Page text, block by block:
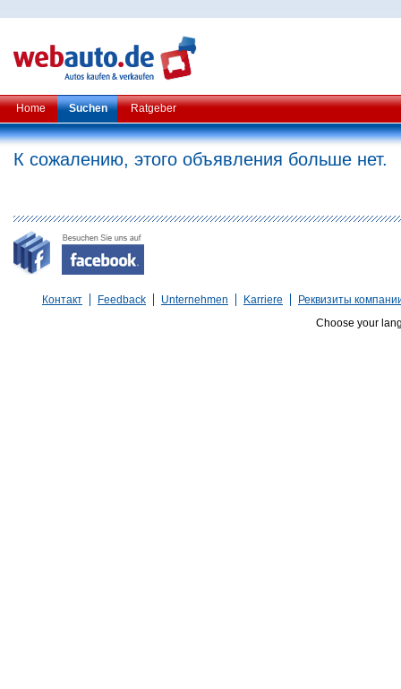
Home Suchen Ratgeber
К сожалению, этого объявления больше нет.
Контакт Feedback Unternehmen Karriere
Реквизиты
Choose your